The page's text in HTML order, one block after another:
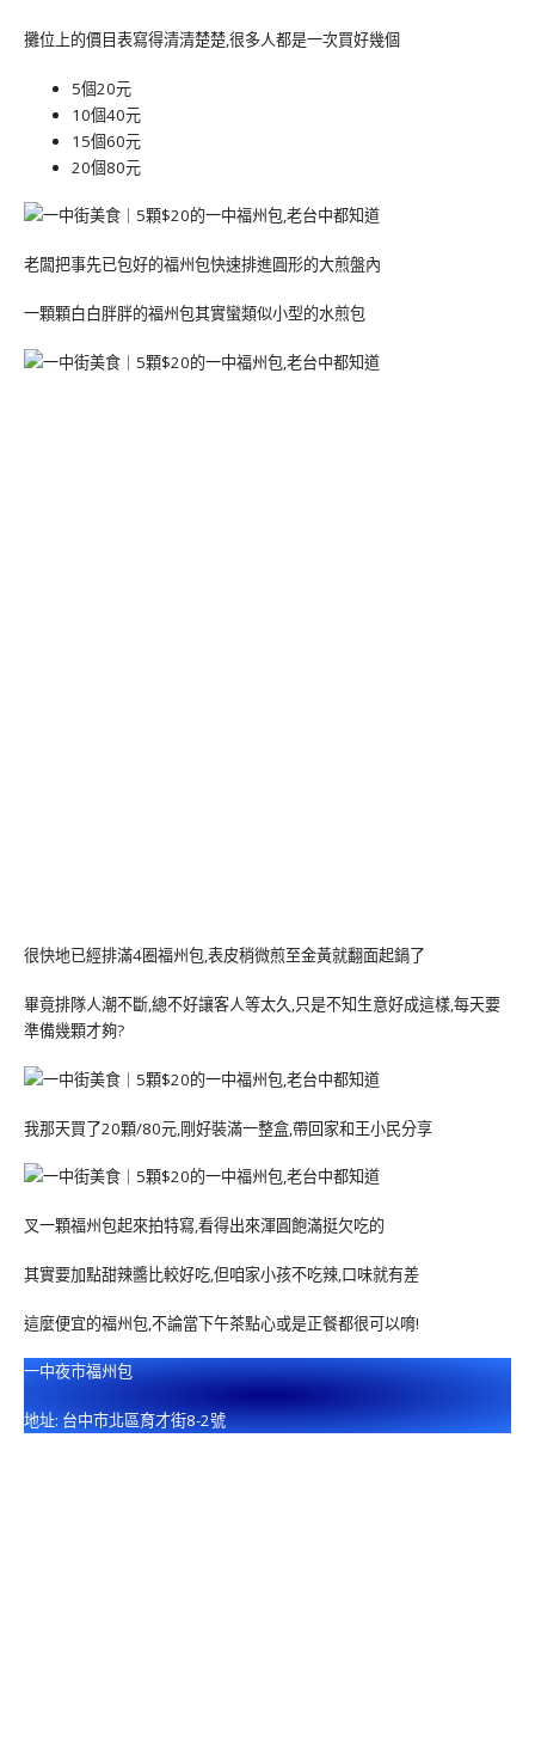
攤位上的價目表寫得清清楚楚,很多人都是一次買好幾個
5個20元
10個40元
15個60元
20個80元
老闆把事先已包好的福州包快速排進圓形的大煎盤內
一顆顆白白胖胖的福州包其實蠻類似小型的水煎包
很快地已經排滿4圈福州包,表皮稍微煎至金黃就翻面起鍋了
畢竟排隊人潮不斷,總不好讓客人等太久,只是不知生意好成這樣,每天要
準備幾顆才夠?
我那天買了20顆/80元,剛好裝滿一整盒,帶回家和王小民分享
叉一顆福州包起來拍特寫,看得出來渾圓飽滿挺欠吃的
其實要加點甜辣醬比較好吃,但咱家小孩不吃辣,口味就有差
這麼便宜的福州包,不論當下午茶點心或是正餐都很可以唷!
一中夜市福州包
地址: 台中市北區育才街8-2號